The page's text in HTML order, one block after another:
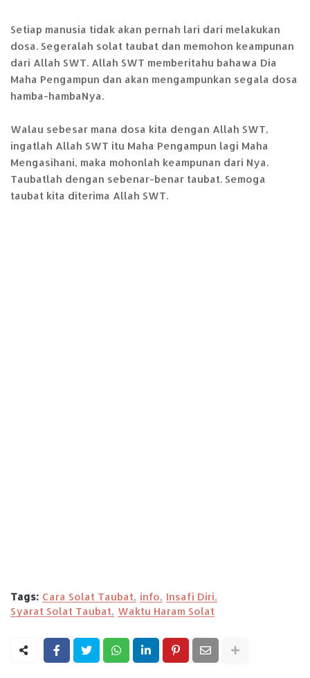
Setiap manusia tidak akan pernah lari dari melakukan
dosa. Segeralah solat taubat dan memohon keampunan
dari Allah SWT. Allah SWT memberitahu bahawa Dia
Maha Pengampun dan akan mengampunkan segala dosa
hamba-hambaNya.
Walau sebesar mana dosa kita dengan Allah SWT,
ingatlah Allah SWT itu Maha Pengampun lagi Maha
Mengasihani, maka mohonlah keampunan dari Nya.
Taubatlah dengan sebenar-benar taubat. Semoga
taubat kita diterima Allah SWT.
Tags: Cara Solat Taubat info Insafi Diri
Syarat Solat Taubat Waktu Haram Solat